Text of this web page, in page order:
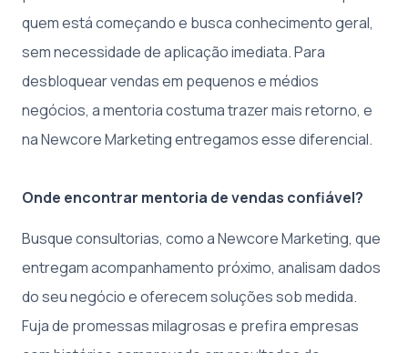
quem está começando e busca conhecimento geral,
sem necessidade de aplicação imediata. Para
desbloquear vendas em pequenos e médios
negócios, a mentoria costuma trazer mais retorno, e
na Newcore Marketing entregamos esse diferencial.
Onde encontrar mentoria de vendas confiável?
Busque consultorias, como a Newcore Marketing, que
entregam acompanhamento próximo, analisam dados
do seu negócio e oferecem soluções sob medida.
Fuja de promessas milagrosas e prefira empresas